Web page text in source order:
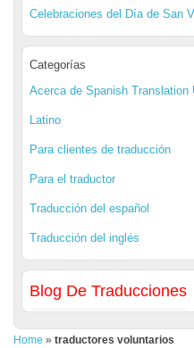
Celebraciones del Día de San
Categorías
Acerca de Spanish Translation
Latino
Para clientes de traducción
Para el traductor
Traducción del español
Traducción del inglés
Blog De Traducciones
Home » traductores voluntarios